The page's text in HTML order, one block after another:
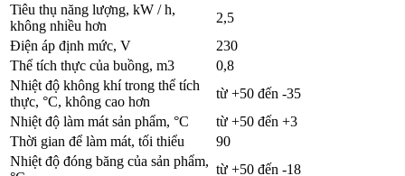
Tiêu thụ năng lượng, kW / h,
không nhiều hơn
2,5
Điện áp định mức, V
230
Thể tích thực của buồng, m3
0,8
Nhiệt độ không khí trong thể tích
thực, °С, không cao hơn
từ +50 đến -35
Nhiệt độ làm mát sản phẩm, °С
từ +50 đến +3
Thời gian để làm mát, tối thiểu
90
Nhiệt độ đóng băng của sản phẩm,
từ +50 đến -18